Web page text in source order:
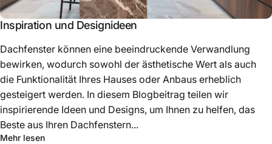
Inspiration und Designideen
Dachfenster können eine beeindruckende Verwandlung
bewirken, wodurch sowohl der ästhetische Wert als auch
die Funktionalität Ihres Hauses oder Anbaus erheblich
gesteigert werden. In diesem Blogbeitrag teilen wir
inspirierende Ideen und Designs, um Ihnen zu helfen, das
Beste aus Ihren Dachfenstern...
Mehr lesen